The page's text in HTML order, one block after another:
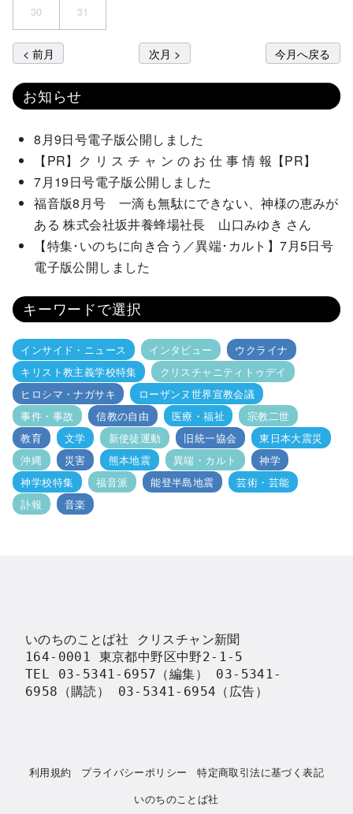
30 31
< 前月 次月 > 今月へ戻る
お知らせ
8月9日号電子版公開しました
【PR】ク リ ス チ ャ ン の お 仕 事 情 報【PR】
7月19日号電子版公開しました
福音版8月号 一滴も無駄にできない、神様の恵みが
ある 株式会社坂井養蜂場社長 山口みゆき さん
【特集･いのちに向き合う／異端･カルト】7月5日号
電子版公開しました
キーワードで選択
インサイド・ニュース インタビュー
ウクライナ
キリスト教主義学校特集
クリスチャニティトゥデイ
ヒロシマ・ナガサキ
ローザンヌ世界宣教会議
事件・事故
信教の自由 医療・福祉
宗教二世
教育
文学 新使徒運動 旧統一協会
東日本大震災
沖縄
災害 熊本地震 異端・カルト
神学
神学校特集
福音派 能登半島地震
芸術・芸能
訃報
音楽
いのちのことば社 クリスチャン新聞
164-0001 東京都中野区中野2-1-5
TEL 03-5341-6957（編集） 03-5341-
6958（購読） 03-5341-6954（広告）
利用規約 プライバシーポリシー
特定商取引法に基づく表記
いのちのことば社